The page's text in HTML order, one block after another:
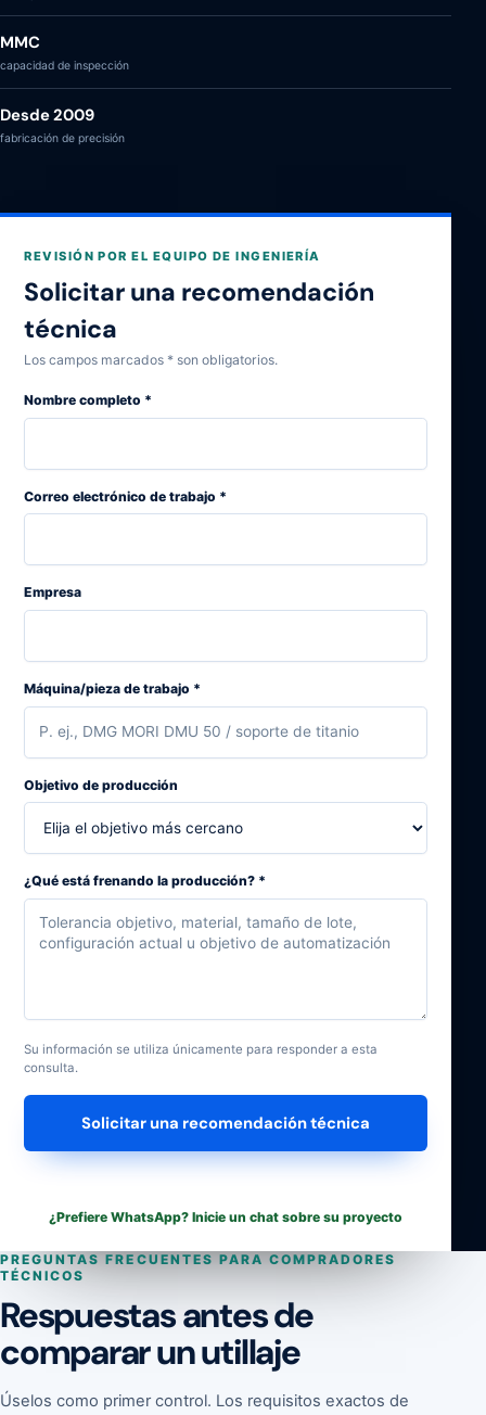
MMC
capacidad de inspección
Desde 2009
fabricación de precisión
REVISIÓN POR EL EQUIPO DE INGENIERÍA
Solicitar una recomendación
técnica
Los campos marcados * son obligatorios.
Nombre completo *
Correo electrónico de trabajo *
Empresa
Máquina/pieza de trabajo *
Objetivo de producción
¿Qué está frenando la producción? *
Su información se utiliza únicamente para responder a esta
consulta.
Solicitar una recomendación técnica
¿Prefiere WhatsApp? Inicie un chat sobre su proyecto
PREGUNTAS FRECUENTES PARA COMPRADORES
TÉCNICOS
Respuestas antes de
comparar un utillaje
Úselos como primer control. Los requisitos exactos de